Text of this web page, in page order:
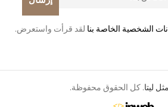
الشخصية الخاصة بنا لقد قرأت واستعرض.
مثل ليتا. كل الحقوق محفوظة.